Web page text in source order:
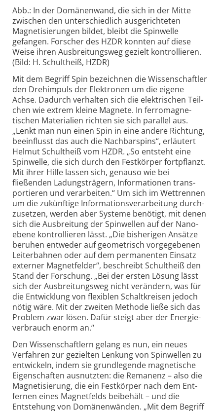
Abb.: In der Domänenwand, die sich in der Mitte
zwischen den unterschiedlich ausgerichteten
Magnetisierungen bildet, bleibt die Spinwelle
gefangen. Forscher des HZDR konnten auf diese
Weise ihren Ausbreitungsweg gezielt kontrollieren.
(Bild: H. Schultheiß, HZDR)
Mit dem Begriff Spin bezeichnen die Wissenschaftler
den Dreh­impuls der Elek­tronen um die eigene
Achse. Dadurch ver­halten sich die elek­trischen Teil­
chen wie extrem kleine Magnete. In ferro­magne­
tischen Materialien richten sie sich parallel aus.
„Lenkt man nun einen Spin in eine andere Richtung,
beein­flusst das auch die Nach­bar­spins“, erläutert
Helmut Schult­heiß vom HZDR. „So entsteht eine
Spin­welle, die sich durch den Fest­körper fort­pflanzt.
Mit ihrer Hilfe lassen sich, genauso wie bei
fließenden Ladungs­trägern, Infor­mationen trans­
portieren und verar­beiten.“ Um sich im Wett­rennen
um die zukünftige Informations­verarbeitung durch­
zu­setzen, werden aber Systeme benötigt, mit denen
sich die Aus­breitung der Spin­wellen auf der Nano­
ebene kontrollieren lässt. „Die bisherigen Ansätze
beruhen entweder auf geo­metrisch vorge­gebenen
Leiter­bahnen oder auf dem perma­nenten Einsatz
externer Magnet­felder“, beschreibt Schult­heiß den
Stand der Forschung. „Bei der ersten Lösung lässt
sich der Aus­breitungs­weg nicht verändern, was für
die Entwicklung von flexiblen Schalt­kreisen jedoch
nötig wäre. Mit der zweiten Methode ließe sich das
Problem zwar lösen. Dafür steigt aber der Energie­
verbrauch enorm an.“
Den Wissenschaftlern gelang es nun, ein neues
Verfahren zur gezielten Lenkung von Spin­wellen zu
entwickeln, indem sie grund­legende magne­tische
Eigen­schaften aus­nutzten: die Remanenz – also die
Magne­tisierung, die ein Fest­körper nach dem Ent­
fernen eines Magnet­felds beibehält – und die
Entstehung von Domänen­wänden. „Mit dem Begriff